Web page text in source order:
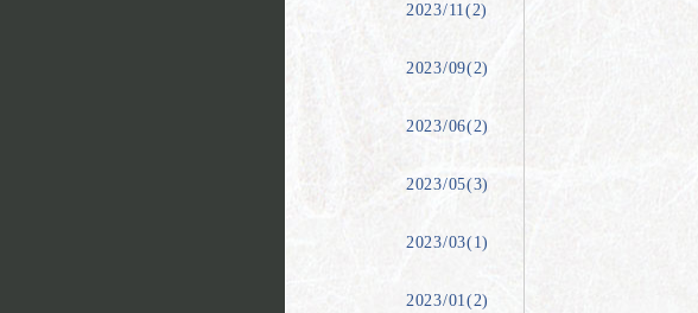
2023/11(2)
2023/09(2)
2023/06(2)
2023/05(3)
2023/03(1)
2023/01(2)